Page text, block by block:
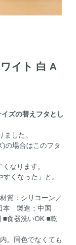
イト 白 A
ズの替えフタとし
した。
の場合はこのフタ
なります。
くなった」と。
質：シリコーン／
本 製造：中国
■食器洗いOK ■乾
。同色でなくても